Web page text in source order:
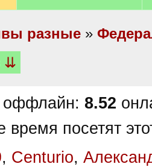
разные »
⇊
оффлайн: 8.52
посетят
, Centurio,